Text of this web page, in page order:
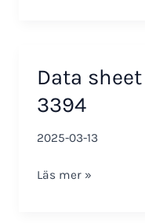
Data
3394
2025-03-13
Data
Läs mer »